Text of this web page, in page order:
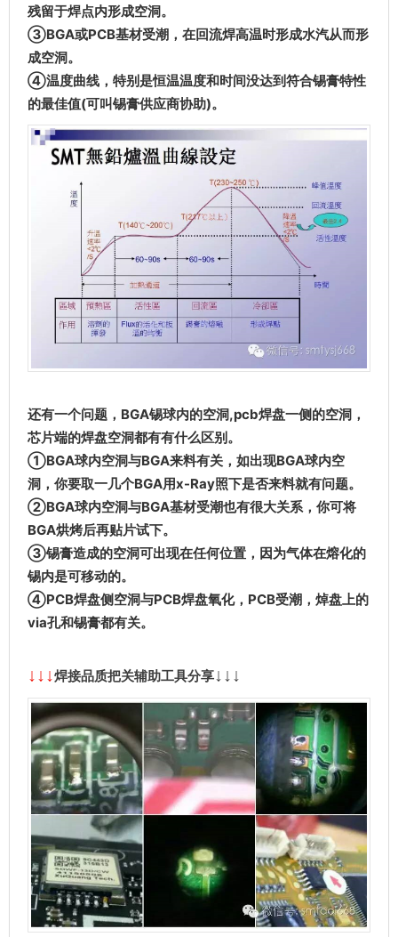
残留于焊点内形成空洞。
③BGA或PCB基材受潮，在回流焊高温时形成水汽从而形
成空洞。
④温度曲线，特别是恒温温度和时间没达到符合锡膏特性
的最佳值(可叫锡膏供应商协助)。
还有一个问题，BGA锡球内的空洞,pcb焊盘一侧的空洞，
芯片端的焊盘空洞都有有什么区别。
①BGA球内空洞与BGA来料有关，如出现BGA球内空
洞，你要取一几个BGA用x-Ray照下是否来料就有问题。
②BGA球内空洞与BGA基材受潮也有很大关系，你可将
BGA烘烤后再贴片试下。
③锡膏造成的空洞可出现在任何位置，因为气体在熔化的
锡内是可移动的。
④PCB焊盘侧空洞与PCB焊盘氧化，PCB受潮，焯盘上的
via孔和锡膏都有关。
↓↓↓焊接品质把关辅助工具分享↓↓↓